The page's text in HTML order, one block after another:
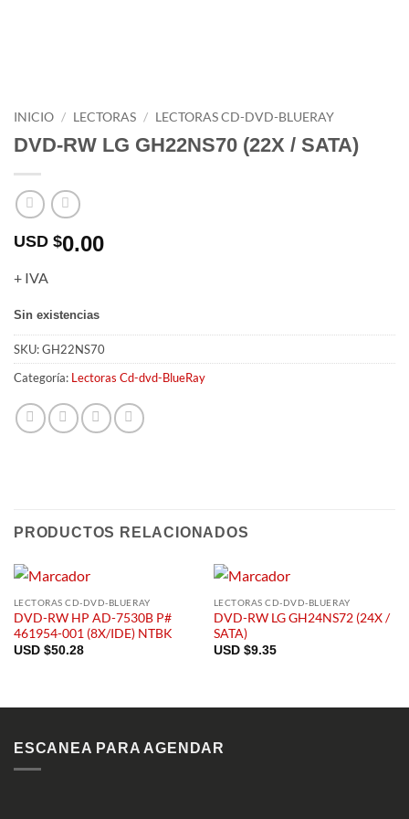
INICIO / LECTORAS / LECTORAS CD-DVD-BLUERAY
DVD-RW LG GH22NS70 (22X / SATA)
USD $0.00
+ IVA
Sin existencias
SKU:GH22NS70
Categoría: Lectoras Cd-dvd-BlueRay
PRODUCTOS RELACIONADOS
LECTORAS CD-DVD-BLUERAY
DVD-RW HP AD-7530B P#
461954-001 (8X/IDE) NTBK
USD $50.28
LECTORAS CD-DVD-BLUERAY
DVD-RW LG GH24NS72 (24X /
SATA)
USD $9.35
ESCANEA PARA AGENDAR